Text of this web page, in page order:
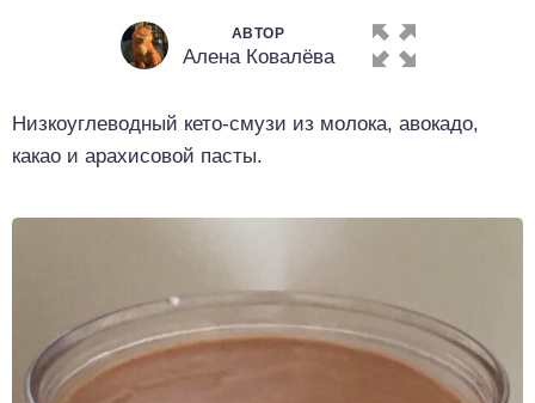
АВТОР
Алена Ковалёва
Низкоуглеводный кето-смузи из молока, авокадо,
какао и арахисовой пасты.